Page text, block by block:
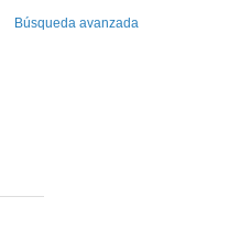
Búsqueda avanzada